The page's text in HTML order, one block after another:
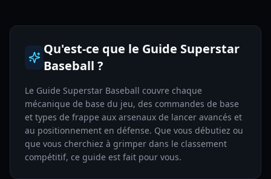
Qu'est-ce que le Guide Superstar
Baseball ?
Le Guide Superstar Baseball couvre chaque
mécanique de base du jeu, des commandes de base
et types de frappe aux arsenaux de lancer avancés et
au positionnement en défense. Que vous débutiez ou
que vous cherchiez à grimper dans le classement
compétitif, ce guide est fait pour vous.